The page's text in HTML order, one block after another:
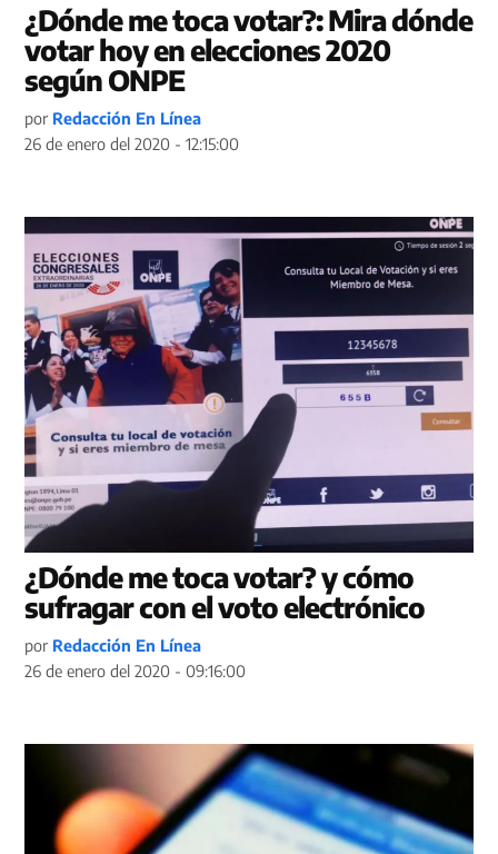
¿Dónde me toca votar?: Mira dónde
votar hoy en elecciones 2020
según ONPE
por Redacción En Línea
26 de enero del 2020 - 12:15:00
¿Dónde me toca votar? y cómo
sufragar con el voto electrónico
por Redacción En Línea
26 de enero del 2020 - 09:16:00